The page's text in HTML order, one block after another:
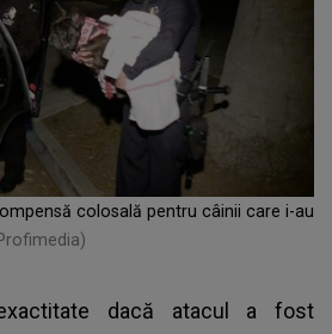
colosală pentru câinii care i-au
dacă atacul a fost